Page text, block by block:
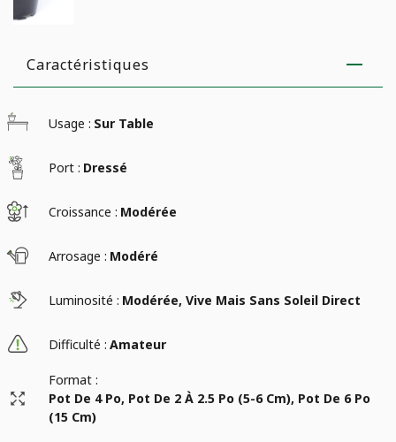
Caractéristiques
Usage : Sur Table
Port : Dressé
Croissance : Modérée
Arrosage : Modéré
Luminosité : Modérée, Vive Mais Sans Soleil Direct
Difficulté : Amateur
Format :
Pot De 4 Po, Pot De 2 À 2.5 Po (5-6 Cm), Pot De 6 Po
(15 Cm)